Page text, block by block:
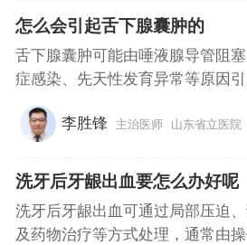
怎么会引起舌下腺囊肿的
舌下腺囊肿可能由唾液腺导管阻
症感染、先天性发育异常等原因
李胜锋 主治医师 山东省立医院
洗牙后牙龈出血要怎么办好呢
洗牙后牙龈出血可通过局部压迫
及药物治疗等方式处理，通常由